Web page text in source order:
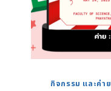
กิจกรรม และค่าย